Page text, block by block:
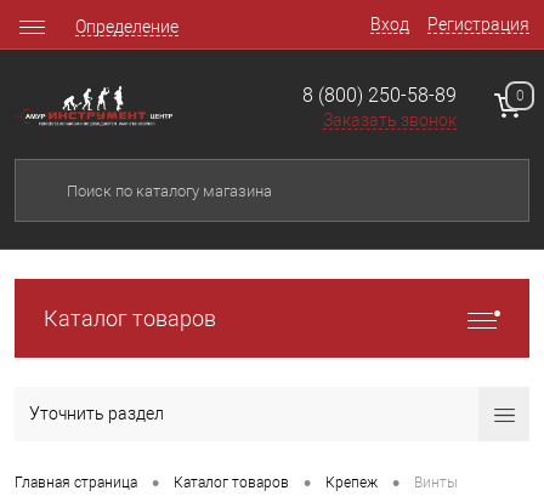
Вход Регистрация
Определение
8 (800) 250-58-89
Заказать звонок
0
Каталог товаров
Уточнить раздел
Главная страница • Каталог товаров • Крепеж • Винты